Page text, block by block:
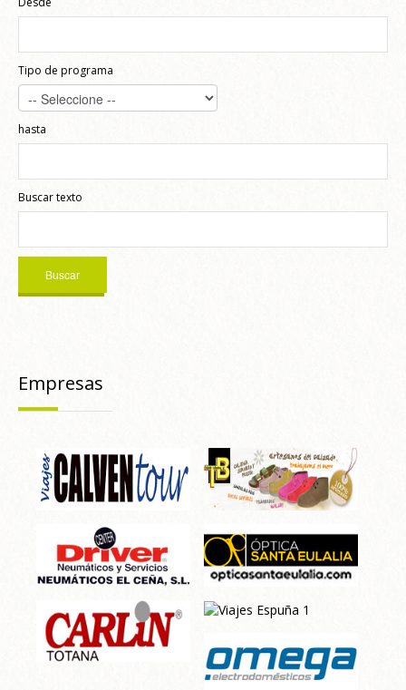
Tipo de programa
hasta
Buscar texto
Empresas